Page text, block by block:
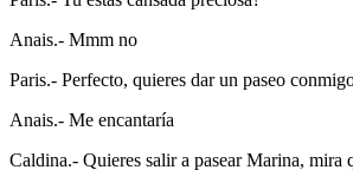
Anais.- Mmm no
Paris.- Perfecto, quieres dar un paseo
Anais.- Me encantaría
Caldina.- Quieres salir a pasear Marina,